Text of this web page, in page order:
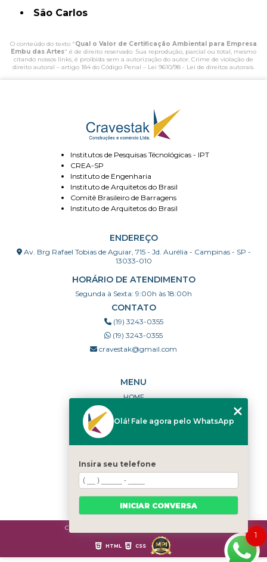
São Carlos
O conteúdo do texto "Qual o Valor de Certificação Ambiental para Empresa
Embu das Artes" é de direito reservado. Sua reprodução, parcial ou total, mesmo
citando nossos links, é proibida sem a autorização do autor. Crime de violação de
direito autoral – artigo 184 do Código Penal – Lei 9610/98 - Lei de direitos autorais.
Institutos de Pesquisas Técnológicas - IPT
CREA-SP
Instituto de Engenharia
Instituto de Arquitetos do Brasil
Comitê Brasileiro de Barragens
Instituto de Arquitetos do Brasil
ENDEREÇO
Av. Brg Rafael Tobias de Aguiar, 715 - Jd. Aurélia - Campinas - SP -
13033-010
HORÁRIO DE ATENDIMENTO
Segunda à Sexta: 9:00h às 18:00h
CONTATO
(19) 3243-0355
(19) 3243-0355
cravestak@gmail.com
MENU
HOME
PORTFÓLIO
DÚVIDAS FREQUENTES
CATEGORIAS
MAPA DO SITE
Copyright © Cravestak. (Lei 9610 de 19/02/1998)
HTML CSS
1
Olá! Fale agora pelo WhatsApp
Insira seu telefone
INICIAR CONVERSA